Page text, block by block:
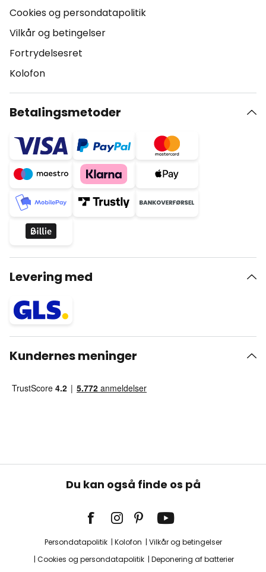
Cookies og persondatapolitik
Vilkår og betingelser
Fortrydelsesret
Kolofon
Betalingsmetoder
Levering med
Kundernes meninger
Du kan også finde os på
Persondatapolitik Kolofon
Vilkår og betingelser
Cookies og persondatapolitik
Deponering af batterier